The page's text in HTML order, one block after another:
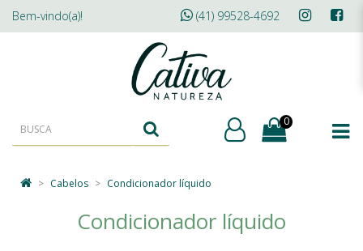
Bem-vindo(a)! (41) 99528-4692
0
Cabelos Condicionador líquido
Condicionador líquido